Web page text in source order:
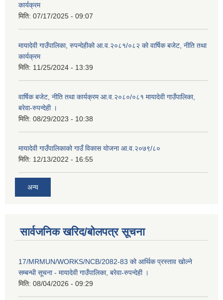
कार्यक्रम
मिति: 07/17/2025 - 09:07
मायादेवी गाउँपालिका, रुपन्देहीको आ.व.२०८१/०८२ को वार्षिक बजेट, नीति तथा
कार्यक्रम
मिति: 11/25/2024 - 13:39
वार्षिक बजेट, नीति तथा कार्यक्रम आ.व.२०८०/०८१ मायादेवी गाउँपालिका,
बरेवा-रुपन्देही ।
मिति: 08/29/2023 - 10:38
मायादेवी गाउँपालिकाको गाउँ विकास योजना आ.व.२०७९/८०
मिति: 12/13/2022 - 16:55
अन्य
सार्वजनिक खरिद/बोलपत्र सूचना
17/MRMUN/WORKS/NCB/2082-83 को आर्थिक प्रस्ताव खोल्ने
सम्बन्धी सूचना - मायादेवी गाउँपालिका, बरेवा-रुपन्देही ।
मिति: 08/04/2026 - 09:29